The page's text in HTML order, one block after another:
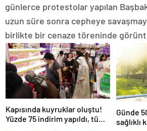
günlerce protestolar yapılan
uzun süre sonra cepheye
birlikte bir cenaze töreninde
Kapısında kuyruklar oluştu!
Yüzde 75 indirim yapıldı, tüm
Günde
sağlıklı